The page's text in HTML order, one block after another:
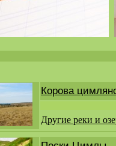
Корова
Другие реки и